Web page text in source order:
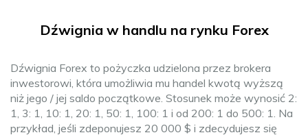
Dźwignia w handlu na rynku Forex
Dźwignia Forex to pożyczka udzielona przez brokera
inwestorowi, która umożliwia mu handel kwotą wyższą
niż jego / jej saldo początkowe. Stosunek może wynosić 2:
1, 3: 1, 10: 1, 20: 1, 50: 1, 100: 1 i od 200: 1 do 500: 1. Na
przykład, jeśli zdeponujesz 20 000 $ i zdecydujesz się